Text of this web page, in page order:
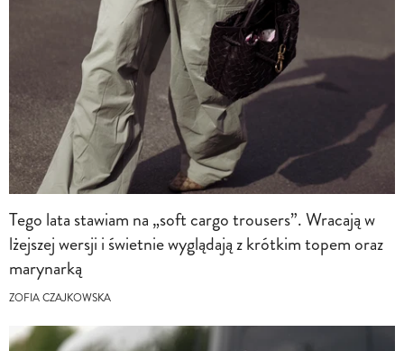
Tego lata stawiam na „soft cargo trousers”. Wracają w
lżejszej wersji i świetnie wyglądają z krótkim topem oraz
marynarką
ZOFIA CZAJKOWSKA